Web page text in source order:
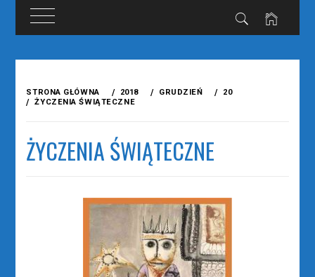
treści
STRONA GŁÓWNA 2018 GRUDZIEŃ
20
ŻYCZENIA ŚWIĄTECZNE
ŻYCZENIA ŚWIĄTECZNE